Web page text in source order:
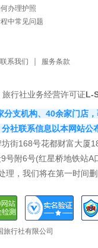
办理护照
中常见问题
联系我们 服务条款
旅行社业务经营许可证L-
机构、40余家门店
社联系信息以本网站公
街168号花都财富大厦
号附6号(红星桥地铁站A
，我们将在第一时间
旅行社有限公司